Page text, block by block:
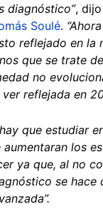
diagnóstico”, dijo
Soulé.
reflejado en la
que se trate
no
reflejada en
que estudiar
los
ya que, al no
se hace